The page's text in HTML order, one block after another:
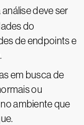
análise deve ser
do
de endpoints e
em busca de
ou
ambiente que